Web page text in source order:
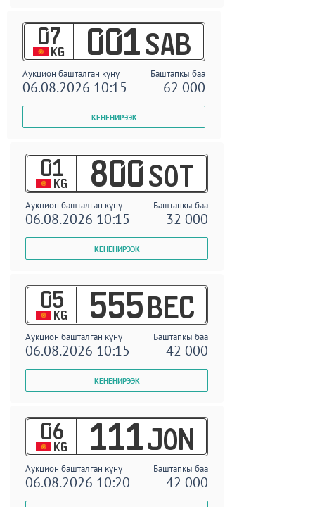
07
KG 001 SAB
Аукцион башталган күнү Баштапкы баа
06.08.2026 10:15 62 000
01
KG 800 SOT
Аукцион башталган күнү Баштапкы баа
06.08.2026 10:15 32 000
05
KG 555 BEC
Аукцион башталган күнү Баштапкы баа
06.08.2026 10:15 42 000
06
KG 111 JON
Аукцион башталган күнү Баштапкы баа
06.08.2026 10:20 42 000